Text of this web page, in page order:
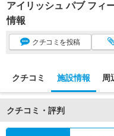
アイリッシュ パブ フィ
情報
クチコミ を投稿
クチコミ 施設情報 周
クチコミ・評判